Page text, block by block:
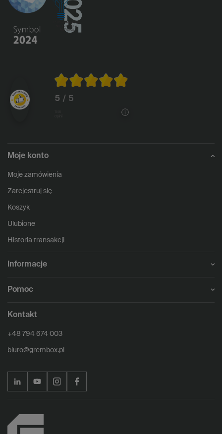
5 / 5
Moje konto
Moje zamówienia
Zarejestruj się
Koszyk
Ulubione
Historia transakcji
Informacje
Pomoc
Kontakt
+48 794 674 003
biuro@grembox.pl